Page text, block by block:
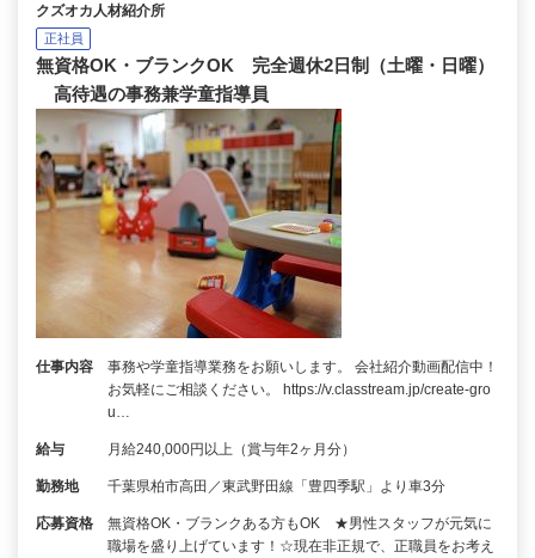
クズオカ人材紹介所
正社員
無資格OK・ブランクOK 完全週休2日制（土曜・日曜）
高待遇の事務兼学童指導員
仕事内容
事務や学童指導業務をお願いします。 会社紹介動画配信中！
お気軽にご相談ください。 https://v.classtream.jp/create-gro
u…
給与 月給240,000円以上（賞与年2ヶ月分）
勤務地 千葉県柏市高田／東武野田線「豊四季駅」より車3分
応募資格
無資格OK・ブランクある方もOK ★男性スタッフが元気に
職場を盛り上げています！☆現在非正規で、正職員をお考え